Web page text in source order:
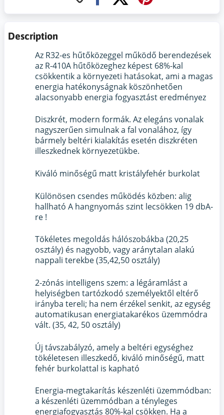
Description
Az R32-es hűtőközeggel működő berendezések
az R-410A hűtőközeghez képest 68%-kal
csökkentik a környezeti hatásokat, ami a magas
energia hatékonyságnak köszönhetően
alacsonyabb energia fogyasztást eredményez
Diszkrét, modern formák. Az elegáns vonalak
nagyszerűen simulnak a fal vonalához, így
bármely beltéri kialakítás esetén diszkréten
illeszkednek környezetükbe.
Kiváló minőségű matt kristályfehér burkolat
Különösen csendes működés közben: alig
hallható A hangnyomás szint lecsökken 19 dbA-
re !
Tökéletes megoldás hálószobákba (20,25
osztály) és nagyobb, vagy aránytalan alakú
nappali terekbe (35,42,50 osztály)
2-zónás intelligens szem: a légáramlást a
helyiségben tartózkodó személyektől eltérő
irányba tereli; ha nem érzékel senkit, az egység
automatikusan energiatakarékos üzemmódra
vált. (35, 42, 50 osztály)
Új távszabályzó, amely a beltéri egységhez
tökéletesen illeszkedő, kiváló minőségű, matt
fehér burkolattal is kapható
Energia-megtakarítás készenléti üzemmódban:
a készenléti üzemmódban a tényleges
energiafogyasztás 80%-kal csökken. Ha a